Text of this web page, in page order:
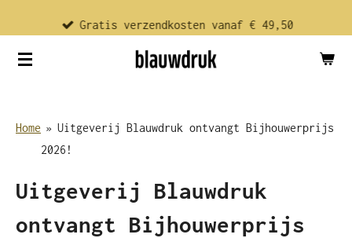
direct
naar
Gratis verzendkosten vanaf € 49,50
Home » Uitgeverij Blauwdruk ontvangt Bijhouwerprijs
2026!
Uitgeverij Blauwdruk
ontvangt Bijhouwerprijs